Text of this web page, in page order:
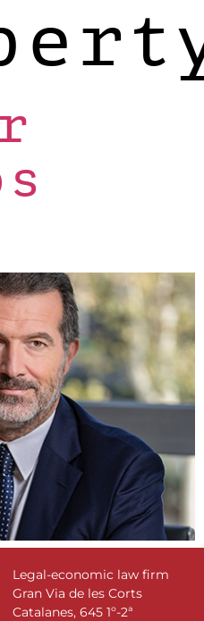
Legal-economic law firm
Gran Via de les Corts
Catalanes, 645 1º-2ª